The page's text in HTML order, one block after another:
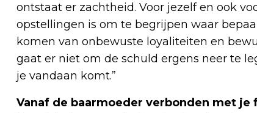
ontstaat er zachtheid. Voor jezelf en ook
opstellingen is om te begrijpen waar
komen van onbewuste loyaliteiten en
gaat er niet om de schuld ergens neer te
je vandaan komt.”
Vanaf de baarmoeder verbonden met je